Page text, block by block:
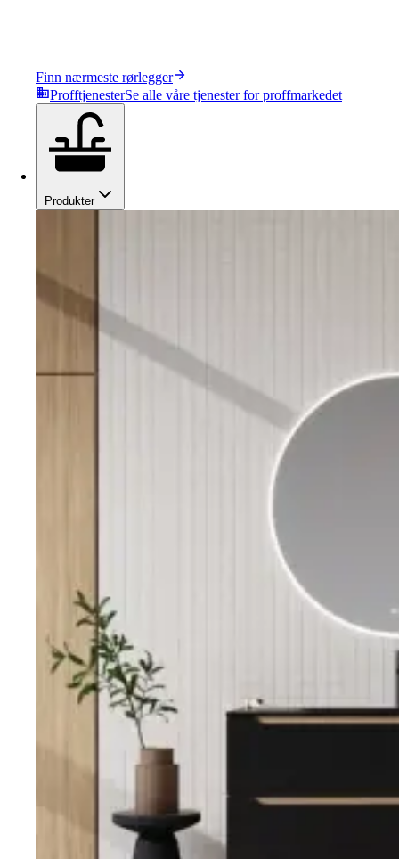
Finn nærmeste rørlegger
ProfftjenesterSe alle våre tjenester for proffmarkedet
Produkter